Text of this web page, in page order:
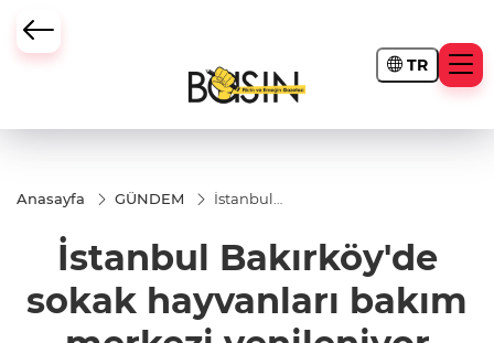
TR
Anasayfa GÜNDEM
İstanbul
hayvanları
bakım
yenileniyor
İstanbul Bakırköy'de
sokak hayvanları bakım